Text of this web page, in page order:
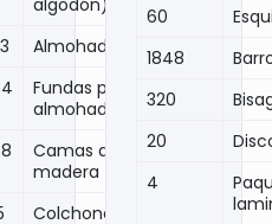
Almohadas
Fundas para
almohadas
Camas de
madera
Colchonetas
60
1848
320
20
4